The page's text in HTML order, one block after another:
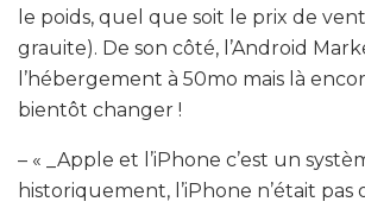
le poids, quel que soit le prix de
grauite). De son côté, l’Android
l’hébergement à 50mo mais là
bientôt changer !
– « _Apple et l’iPhone c’est un
historiquement, l’iPhone n’était